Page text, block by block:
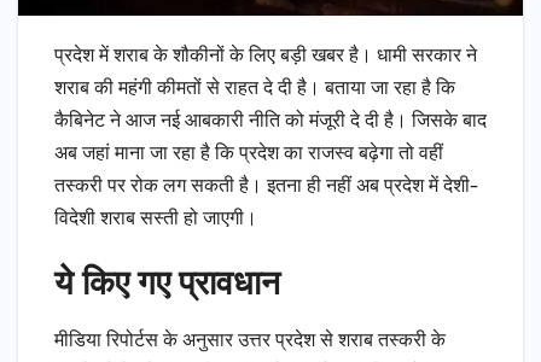
प्रदेश में शराब के शौकीनों के लिए बड़ी खबर है। धामी सरकार ने
शराब की महंगी कीमतों से राहत दे दी है। बताया जा रहा है कि
कैबिनेट ने आज नई आबकारी नीति को मंजूरी दे दी है। जिसके बाद
अब जहां माना जा रहा है कि प्रदेश का राजस्व बढ़ेगा तो वहीं
तस्करी पर रोक लग सकती है। इतना ही नहीं अब प्रदेश में देशी-
विदेशी शराब सस्ती हो जाएगी।
ये किए गए प्रावधान
मीडिया रिपोर्टस के अनुसार उत्तर प्रदेश से शराब तस्करी के